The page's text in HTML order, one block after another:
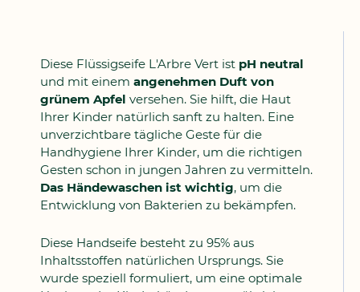
Diese Flüssigseife L'Arbre Vert ist pH neutral
und mit einem angenehmen Duft von
grünem Apfel versehen. Sie hilft, die Haut
Ihrer Kinder natürlich sanft zu halten. Eine
unverzichtbare tägliche Geste für die
Handhygiene Ihrer Kinder, um die richtigen
Gesten schon in jungen Jahren zu vermitteln.
Das Händewaschen ist wichtig, um die
Entwicklung von Bakterien zu bekämpfen.
Diese Handseife besteht zu 95% aus
Inhaltsstoffen natürlichen Ursprungs. Sie
wurde speziell formuliert, um eine optimale